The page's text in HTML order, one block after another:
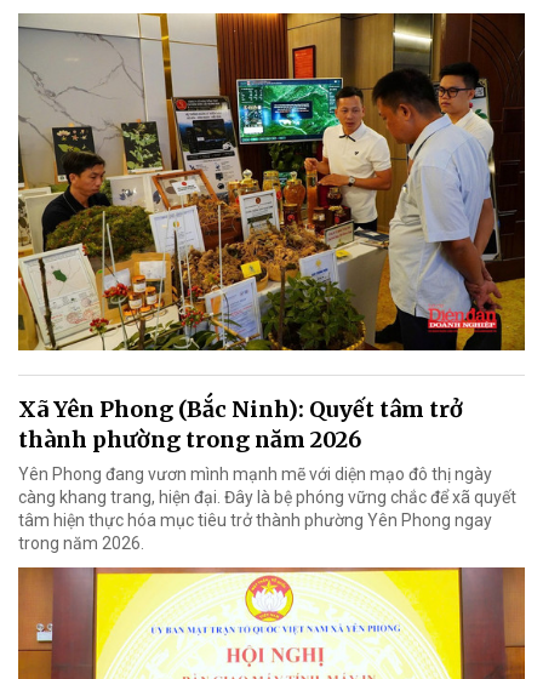
Xã Yên Phong (Bắc Ninh): Quyết tâm trở
thành phường trong năm 2026
Yên Phong đang vươn mình mạnh mẽ với diện mạo đô thị ngày
càng khang trang, hiện đại. Đây là bệ phóng vững chắc để xã quyết
tâm hiện thực hóa mục tiêu trở thành phường Yên Phong ngay
trong năm 2026.